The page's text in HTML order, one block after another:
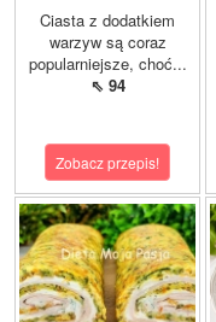
Ciasta z dodatkiem
warzyw są coraz
popularniejsze, choć...
⇖ 94
Zobacz przepis!